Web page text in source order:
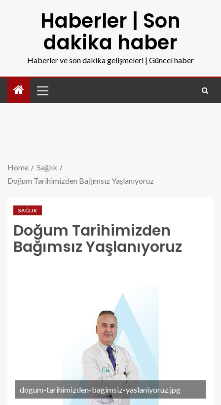
Haberler | Son
dakika haber
Haberler ve son dakika gelişmeleri | Güncel haber
Home
Sağlık
Doğum Tarihimizden Bağımsız Yaşlanıyoruz
SAĞLIK
Doğum Tarihimizden
Bağımsız Yaşlanıyoruz
dogum-tarihimizden-bagimsiz-yaslaniyoruz.jpg